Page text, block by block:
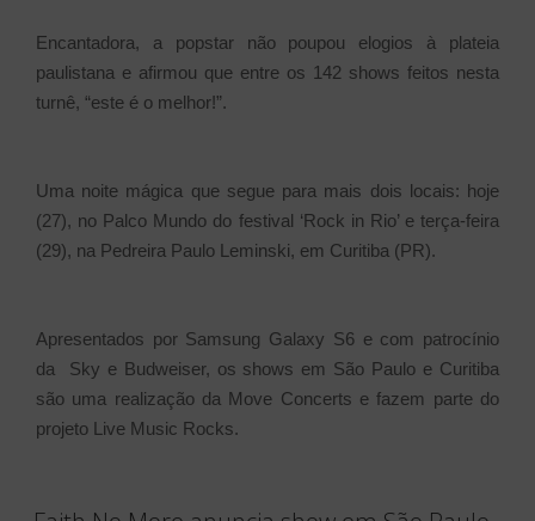
Encantadora, a popstar não poupou elogios à plateia
paulistana e afirmou que entre os 142 shows feitos nesta
turnê, “este é o melhor!”.
Uma noite mágica que segue para mais dois locais: hoje
(27), no Palco Mundo do festival ‘Rock in Rio’ e terça-feira
(29), na Pedreira Paulo Leminski, em Curitiba (PR).
Apresentados por Samsung Galaxy S6 e com patrocínio
da Sky e Budweiser, os shows em São Paulo e Curitiba
são uma realização da Move Concerts e fazem parte do
projeto Live Music Rocks.